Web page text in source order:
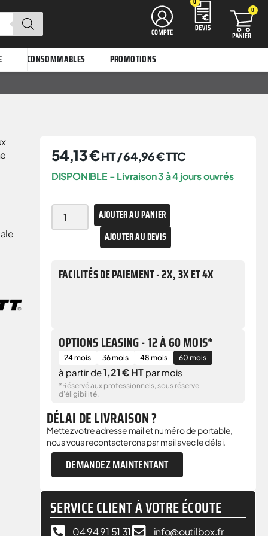
0
CONSOMMABLES PROMOTIONS
54,13€HT /64,96€TTC
DISPONIBLE - Livraison 3 à 4 jours ouvrés
AJOUTER AU PANIER
AJOUTER AU DEVIS
FACILITÉS DE PAIEMENT - 2X, 3X ET 4X
OPTIONS LEASING - 12 À 60 MOIS*
24 mois 36 mois 48 mois 60 mois
à partir de1,21 € HTpar mois
*Réservé aux professionnels, sous réserve
d'éligibilité.
DÉLAI DE LIVRAISON ?
Mettez votre adresse mail et numéro de portable,
nous vous recontacterons par mail avec le délai.
DEMANDEZ MAINTENTANT
SERVICE CLIENT À VOTRE ÉCOUTE
04 94 91 51 31 info@outilbox.fr